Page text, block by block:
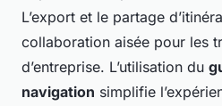
L’export et le partage
collaboration aisée pour les
d’entreprise. L’utilisation du
navigation simplifie